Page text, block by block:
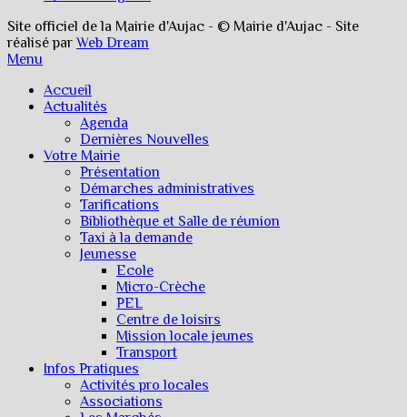
Site officiel de la Mairie d'Aujac - © Mairie d'Aujac - Site
réalisé parWeb Dream
Menu
Accueil
Actualités
Agenda
Dernières Nouvelles
Votre Mairie
Présentation
Démarches administratives
Tarifications
Bibliothèque et Salle de réunion
Taxi à la demande
Jeunesse
Ecole
Micro-Crèche
PEL
Centre de loisirs
Mission locale jeunes
Transport
Infos Pratiques
Activités pro locales
Associations